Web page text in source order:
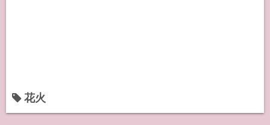
花火